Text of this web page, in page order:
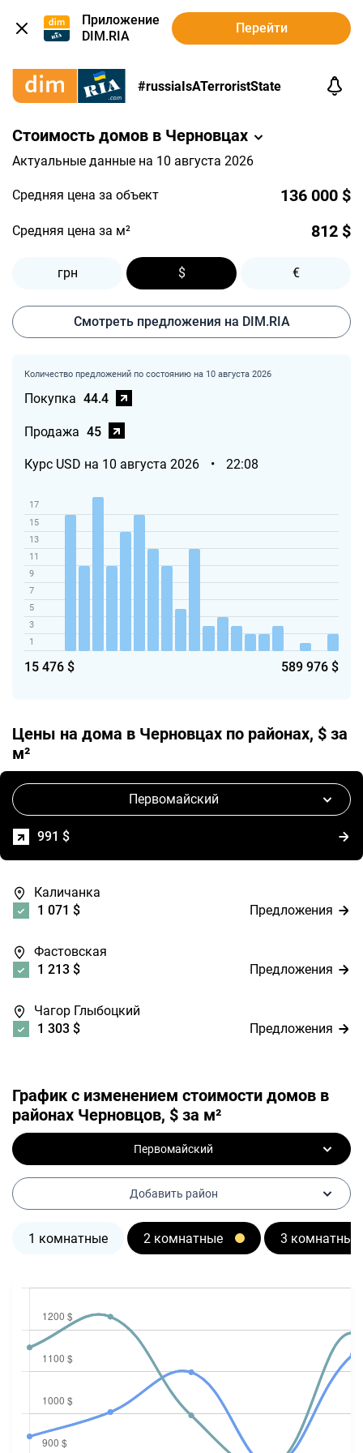
Приложение
DIM.RIA
Перейти
#russiaIsATerroristState
Стоимость домов в Черновцах
Актуальные данные на 10 августа 2026
Средняя цена за объект 136 000 $
Средняя цена за м² 812 $
грн $ €
Смотреть предложения на DIM.RIA
Количество предложений по состоянию на 10 августа 2026
Покупка 44.4
Продажа 45
Курс USD на 10 августа 2026 • 22:08
1
3
5
7
9
11
13
15
17
15 476 $ 589 976 $
Цены на дома в Черновцах по районах, $ за
м²
Первомайский
991 $
Каличанка
1 071 $
Предложения
Фастовская
1 213 $
Предложения
Чагор Глыбоцкий
1 303 $
Предложения
График с изменением стоимости домов в
районах Черновцов, $ за м²
Первомайский
Добавить район
1 комнатные 2 комнатные 3 комнатные